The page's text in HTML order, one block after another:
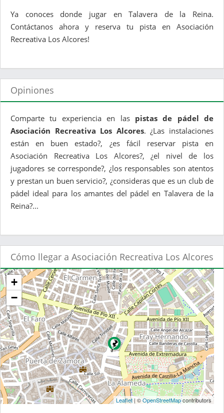
Ya conoces donde jugar en Talavera de la Reina.
Contáctanos ahora y reserva tu pista en Asociación
Recreativa Los Alcores!
Opiniones
Comparte tu experiencia en las pistas de pádel de
Asociación Recreativa Los Alcores. ¿Las instalaciones
están en buen estado?, ¿es fácil reservar pista en
Asociación Recreativa Los Alcores?, ¿el nivel de los
jugadores se corresponde?, ¿los responsables son atentos
y prestan un buen servicio?, ¿consideras que es un club de
pádel ideal para los amantes del pádel en Talavera de la
Reina?...
Cómo llegar a Asociación Recreativa Los Alcores
+
−
Leaflet| ©OpenStreetMapcontributors